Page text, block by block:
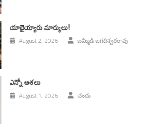
యాభైయ్యారు మార్కులు!
August 2, 2026 బమ్మిడి జగదీశ్వరరావు
ఎన్నో ఆశలు
August 1, 2026 చందు